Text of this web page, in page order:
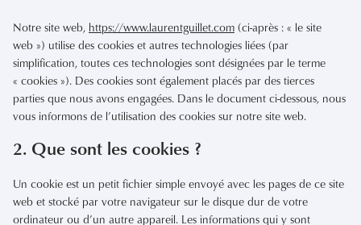
Notre site web, https://www.laurentguillet.com (ci-après : « le site
web ») utilise des cookies et autres technologies liées (par
simplification, toutes ces technologies sont désignées par le terme
« cookies »). Des cookies sont également placés par des tierces
parties que nous avons engagées. Dans le document ci-dessous, nous
vous informons de l’utilisation des cookies sur notre site web.
2. Que sont les cookies ?
Un cookie est un petit fichier simple envoyé avec les pages de ce site
web et stocké par votre navigateur sur le disque dur de votre
ordinateur ou d’un autre appareil. Les informations qui y sont